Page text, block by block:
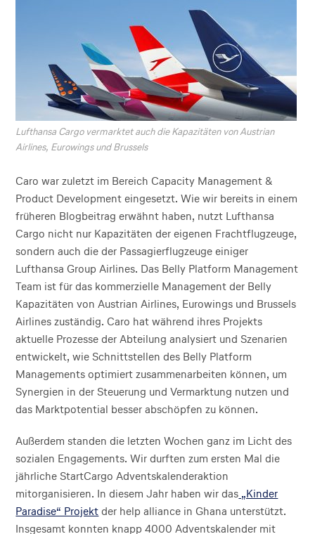
Lufthansa Cargo vermarktet auch die Kapazitäten von Austrian
Airlines, Eurowings und Brussels
Caro war zuletzt im Bereich Capacity Management &
Product Development eingesetzt. Wie wir bereits in einem
früheren Blogbeitrag erwähnt haben, nutzt Lufthansa
Cargo nicht nur Kapazitäten der eigenen Frachtflugzeuge,
sondern auch die der Passagierflugzeuge einiger
Lufthansa Group Airlines. Das Belly Platform Management
Team ist für das kommerzielle Management der Belly
Kapazitäten von Austrian Airlines, Eurowings und Brussels
Airlines zuständig. Caro hat während ihres Projekts
aktuelle Prozesse der Abteilung analysiert und Szenarien
entwickelt, wie Schnittstellen des Belly Platform
Managements optimiert zusammenarbeiten können, um
Synergien in der Steuerung und Vermarktung nutzen und
das Marktpotential besser abschöpfen zu können.
Außerdem standen die letzten Wochen ganz im Licht des
sozialen Engagements. Wir durften zum ersten Mal die
jährliche StartCargo Adventskalenderaktion
mitorganisieren. In diesem Jahr haben wir das „Kinder
Paradise“ Projektder help alliance in Ghana unterstützt.
Insgesamt konnten knapp 4000 Adventskalender mit